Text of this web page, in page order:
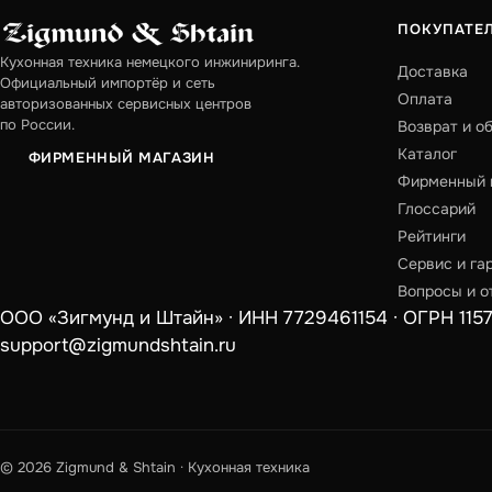
Кухонная техника немецкого инжиниринга.
Официальный импортёр и сеть
авторизованных сервисных центров
по России.
ФИРМЕННЫЙ МАГАЗИН
Доставка
Оплата
Возврат и
Каталог
Фирменный
Глоссарий
Рейтинги
Сервис и
Вопросы и
ООО «Зигмунд и Штайн» · ИНН 7729461154 · ОГРН
support@zigmundshtain.ru
© 2026 Zigmund & Shtain · Кухонная техника